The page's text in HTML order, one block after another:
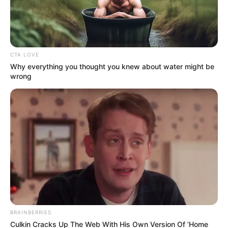
Pixabay
Colombianos están perdiendo plata: sencilla compra los
pondría a facturar
Por:Jhonatan Bello Florez
Marzo 31, 2025
CTA LOVE
Why everything you thought you knew about water might be
wrong
BRAINBERRIES
Culkin Cracks Up The Web With His Own Version Of ‘Home